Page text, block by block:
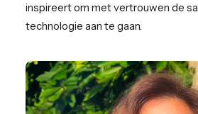
inspireert om met vertrouwen de
technologie aan te gaan.